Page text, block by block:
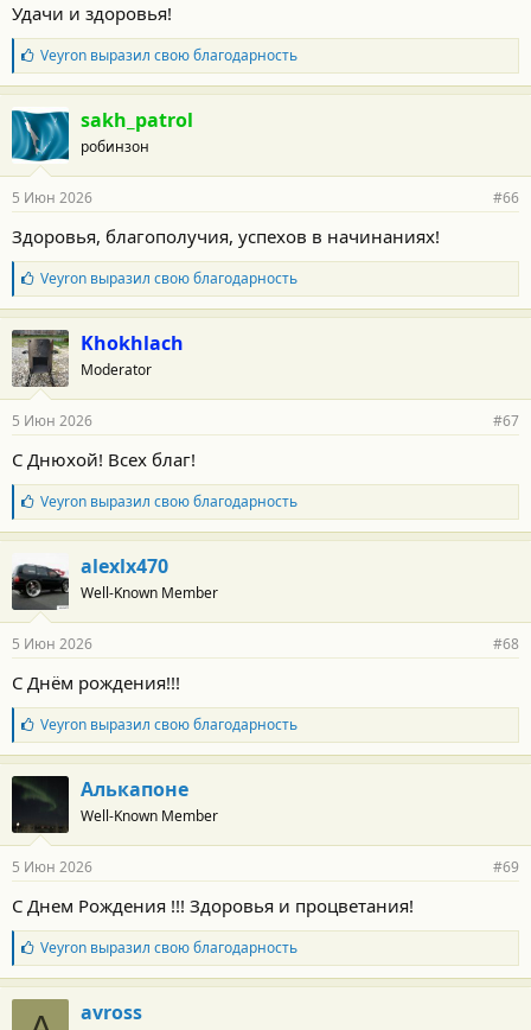
с
т
и
:
Удачи и здоровья!
Б
л
а
г
о
д
а
н
с
т
и
:
Veyronвыразил свою благодарность
sakh_patrol
робинзон
5 Июн 2026 #66
Здоровья, благополучия, успехов в начинаниях!
Б
л
а
г
о
д
а
н
с
т
и
:
Veyronвыразил свою благодарность
Khokhlach
Moderator
5 Июн 2026 #67
С Днюхой! Всех благ!
Б
л
а
о
д
а
н
с
т
и
:
Veyronвыразил свою благодарность
alexlx470
Well-Known Member
5 Июн 2026 #68
С Днём рождения!!!
Б
л
а
г
о
а
н
с
т
и
:
Veyronвыразил свою благодарность
Алькапоне
Well-Known Member
5 Июн 2026 #69
С Днем Рождения !!! Здоровья и процветания!
Б
л
а
г
о
Veyronвыразил свою благодарность
avross